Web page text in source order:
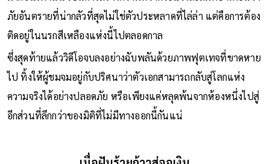
มากขึ้นเท่านั้น เป็นการสร้างความหวาดระแวงสะสมที่ย้ำเตือนว่า
ภัยอันตรายที่น่ากลัวที่สุดไม่ใช่ตัวประหลาดที่ไล่ล่า แต่คือการต้อง
ติดอยู่ในนรกสีเหลืองแห่งนี้ไปตลอดกาล
ซึ่งสุดท้ายแล้ววิดีโอจบลงอย่างฉับพลันด้วยภาพฟุตเทจที่ขาดหาย
ไป ทิ้งให้ผู้ชมจมอยู่กับปริศนาว่าตัวเอกสามารถกลับสู่โลกแห่ง
ความจริงได้อย่างปลอดภัย หรือเพียงแค่หลุดพ้นจากห้องหนึ่งไปสู่